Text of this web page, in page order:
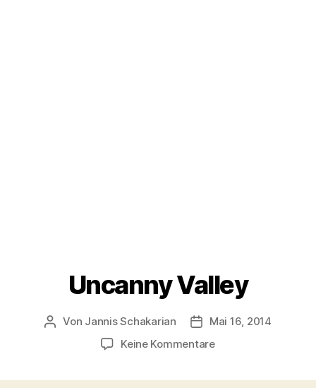
Uncanny Valley
Beitragsautor
Von Jannis Schakarian
Mai 16, 2014
Keine Kommentarezu